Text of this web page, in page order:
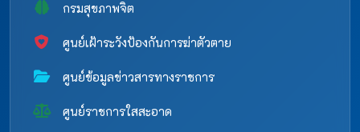
กรมสุขภาพจิต
ศูนย์เฝ้าระวังป้องกันการฆ่าตัวตาย
ศูนย์ข้อมูลข่าวสารทางราชการ
ศูนย์ราชการใสสะอาด